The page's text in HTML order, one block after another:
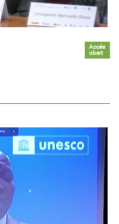
Accés
obert